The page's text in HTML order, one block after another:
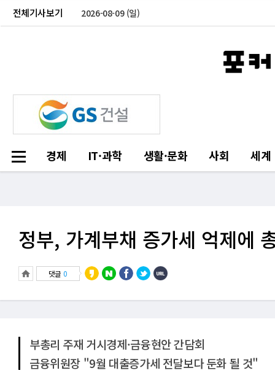
전체기사보기 2026-08-09 (일)
경제 IT·과학 생활·문화 사회 세계
정부, 가계부채 증가세 억제에
댓글 0
부총리 주재 거시경제·금융현안 간담회
금융위원장 "9월 대출증가세 전달보다 둔화 될 것"